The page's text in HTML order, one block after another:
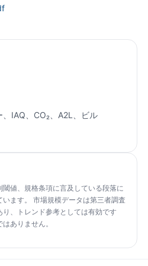
、IAQ、CO₂、A2L、ビル
値、規格条項に言及している段落に
ます。 市場規模データは第三者調査
、トレンド参考としては有効です
ありません。